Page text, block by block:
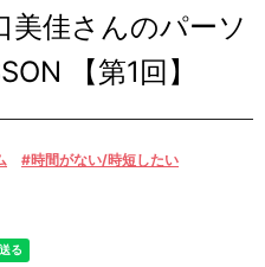
美佳さんのパーソ
【第1回】
#時間がない/時短したい